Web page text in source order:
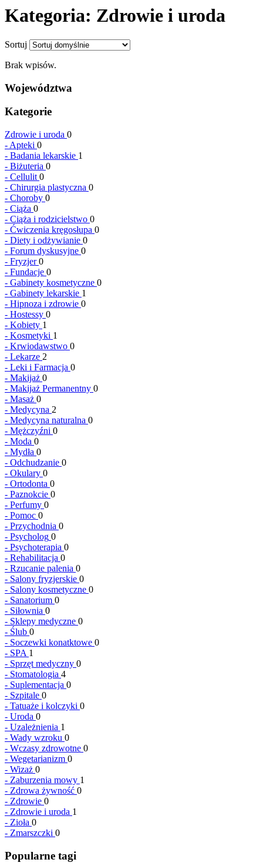
Kategoria: Zdrowie i uroda
Sortuj
Brak wpisów.
Województwa
Kategorie
Zdrowie i uroda 0
- Apteki 0
- Badania lekarskie 1
- Biżuteria 0
- Cellulit 0
- Chirurgia plastyczna 0
- Choroby 0
- Ciąża 0
- Ciąża i rodzicielstwo 0
- Ćwiczenia kręgosłupa 0
- Diety i odżywianie 0
- Forum dyskusyjne 0
- Fryzjer 0
- Fundacje 0
- Gabinety kosmetyczne 0
- Gabinety lekarskie 1
- Hipnoza i zdrowie 0
- Hostessy 0
- Kobiety 1
- Kosmetyki 1
- Krwiodawstwo 0
- Lekarze 2
- Leki i Farmacja 0
- Makijaż 0
- Makijaż Permanentny 0
- Masaż 0
- Medycyna 2
- Medycyna naturalna 0
- Mężczyźni 0
- Moda 0
- Mydła 0
- Odchudzanie 0
- Okulary 0
- Ortodonta 0
- Paznokcie 0
- Perfumy 0
- Pomoc 0
- Przychodnia 0
- Psycholog 0
- Psychoterapia 0
- Rehabilitacja 0
- Rzucanie palenia 0
- Salony fryzjerskie 0
- Salony kosmetyczne 0
- Sanatorium 0
- Siłownia 0
- Sklepy medyczne 0
- Ślub 0
- Soczewki konatktowe 0
- SPA 1
- Sprzęt medyczny 0
- Stomatologia 4
- Suplementacja 0
- Szpitale 0
- Tatuaże i kolczyki 0
- Uroda 0
- Uzależnienia 1
- Wady wzroku 0
- Wczasy zdrowotne 0
- Wegetarianizm 0
- Wizaż 0
- Zaburzenia mowy 1
- Zdrowa żywność 0
- Zdrowie 0
- Zdrowie i uroda 1
- Zioła 0
- Zmarszczki 0
Popularne tagi